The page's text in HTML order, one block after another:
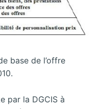
base de l’offre
par la DGCIS à